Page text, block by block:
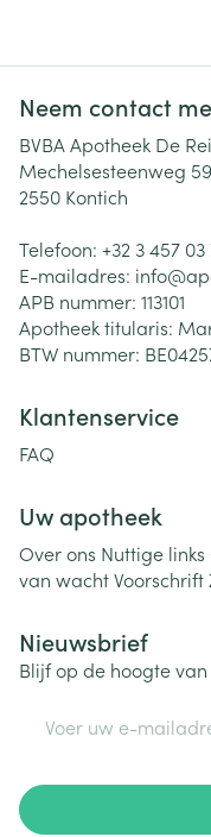
Neem contact
BVBA Apotheek De
Mechelsesteenweg 59
2550 Kontich
Telefoon: +32 3 457 03
E-mailadres: info@
APB nummer: 113101
Apotheek titularis:
BTW nummer:
Klantenservice
FAQ
Uw apotheek
Over ons Nuttige links
van wachtVoorschrift
Nieuwsbrief
Blijf op de hoogte